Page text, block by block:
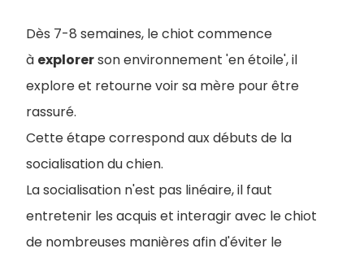
Dès 7-8 semaines, le chiot commence
à explorerson environnement 'en étoile', il
explore et retourne voir sa mère pour être
rassuré.
Cette étape correspond aux débuts de la
socialisation du chien.
La socialisation n'est pas linéaire, il faut
entretenir les acquis et interagir avec le chiot
de nombreuses manières afin d'éviter le